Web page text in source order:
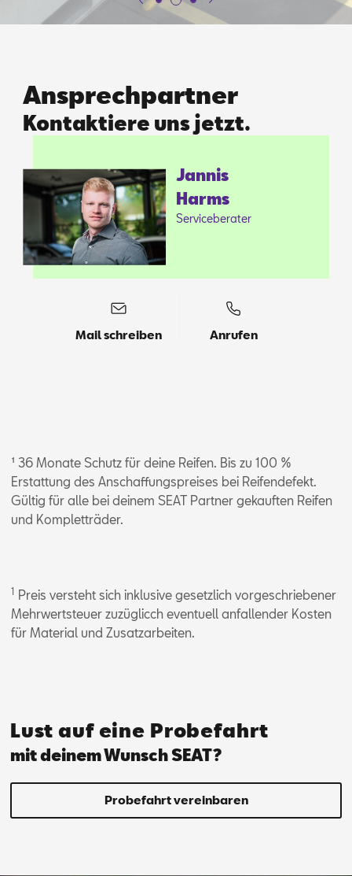
Ansprechpartner
Kontaktiere uns jetzt.
Jan­nis
Harms
Ser­vice­be­ra­ter
Mail schreiben Anrufen
¹ 36 Monate Schutz für deine Reifen. Bis zu 100 %
Erstattung des Anschaffungspreises bei Reifendefekt.
Gültig für alle bei deinem SEAT Partner gekauften Reifen
und Kompletträder.
1 Preis versteht sich inklusive gesetzlich vorgeschriebener
Mehrwertsteuer zuzüglicch eventuell anfallender Kosten
für Material und Zusatzarbeiten.
Lust auf eine Probefahrt
mit deinem Wunsch SEAT?
Probefahrt vereinbaren